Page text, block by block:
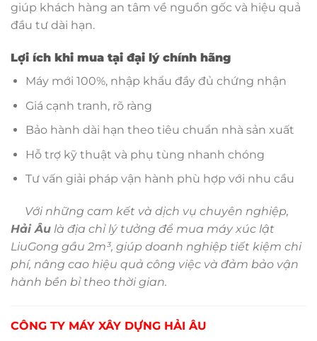
giúp khách hàng an tâm về nguồn gốc và hiệu quả
đầu tư dài hạn.
Lợi ích khi mua tại đại lý chính hãng
Máy mới 100%, nhập khẩu đầy đủ chứng nhận
Giá cạnh tranh, rõ ràng
Bảo hành dài hạn theo tiêu chuẩn nhà sản xuất
Hỗ trợ kỹ thuật và phụ tùng nhanh chóng
Tư vấn giải pháp vận hành phù hợp với nhu cầu
Với những cam kết và dịch vụ chuyên nghiệp,
Hải Âu là địa chỉ lý tưởng để mua máy xúc lật
LiuGong gầu 2m³, giúp doanh nghiệp tiết kiệm chi
phí, nâng cao hiệu quả công việc và đảm bảo vận
hành bền bỉ theo thời gian.
CÔNG TY MÁY XÂY DỰNG HẢI ÂU